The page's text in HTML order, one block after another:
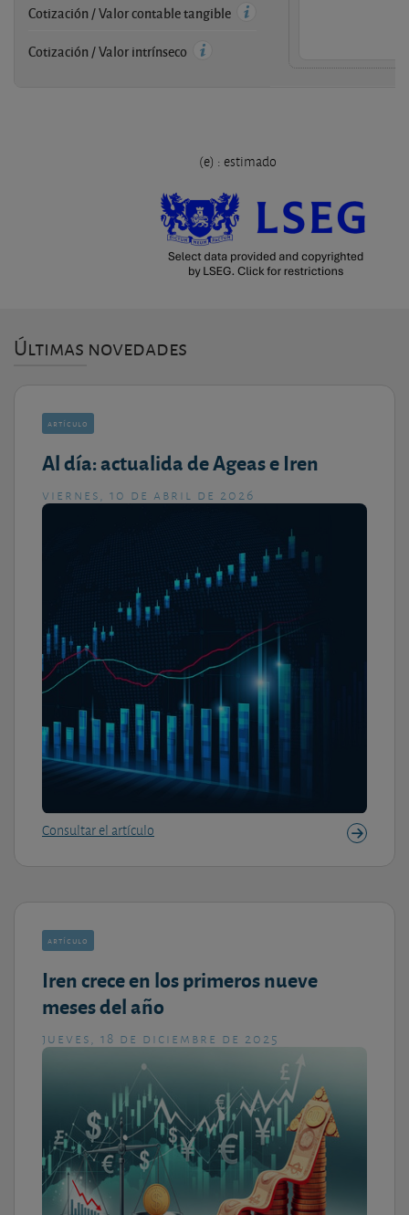
Cotización / Valor contable tangible
Cotización / Valor intrínseco
(e) : estimado
Últimas novedades
artículo
Al día: actualida de Ageas e Iren
viernes, 10 de abril de 2026
Consultar el artículo
artículo
Iren crece en los primeros nueve
meses del año
jueves, 18 de diciembre de 2025